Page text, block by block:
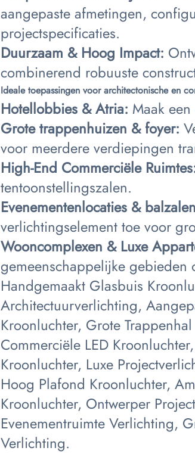
aangepaste afmetingen,
projectspecificaties.
Duurzaam & Hoog Impact:
combinerend robuuste
Ideale toepassingen voor architectonische en
Hotellobbies & Atria: Maak
Grote trappenhuizen & foyer:
voor meerdere verdiepingen
High-End Commerciële
tentoonstellingszalen.
Evenementenlocaties &
verlichtingselement toe voor
Wooncomplexen & Luxe
gemeenschappelijke gebieden
Handgemaakt Glasbuis
Architectuurverlichting,
Kroonluchter, Grote
Commerciële LED
Kroonluchter, Luxe
Hoog Plafond Kroonluchter,
Kroonluchter, Ontwerper
Evenementruimte Verlichting,
Verlichting.